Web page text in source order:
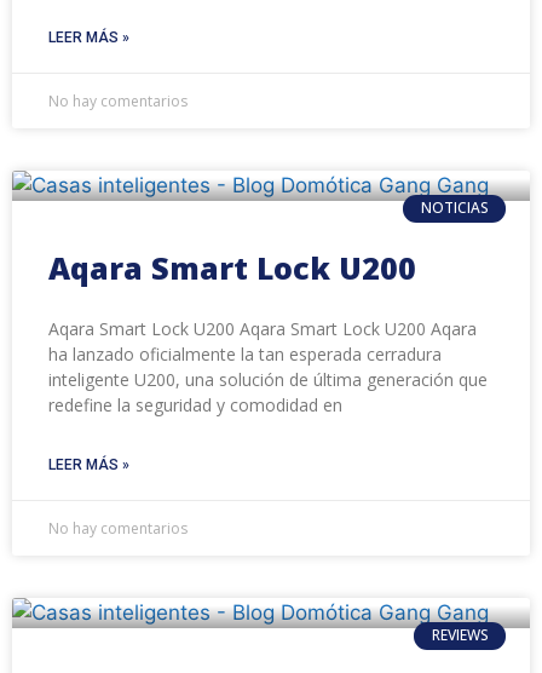
LEER MÁS »
No hay comentarios
NOTICIAS
Aqara Smart Lock U200
Aqara Smart Lock U200 Aqara Smart Lock U200 Aqara
ha lanzado oficialmente la tan esperada cerradura
inteligente U200, una solución de última generación que
redefine la seguridad y comodidad en
LEER MÁS »
No hay comentarios
REVIEWS